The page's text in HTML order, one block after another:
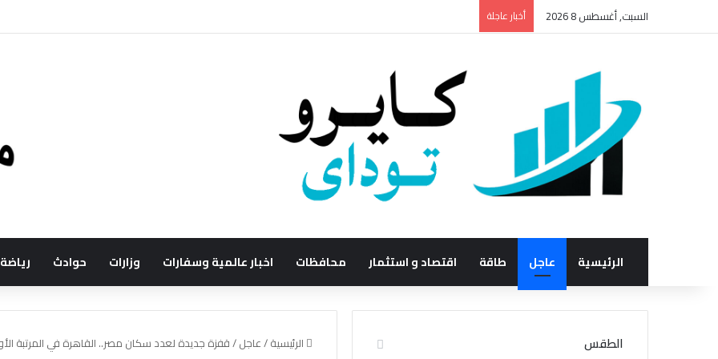
السبت, أغسطس 8 2026 أخبار عاجلة
الرئيسية عاجل طاقة اقتصاد و استثمار محافظات اخبار عالمية وسفارات وزارات حوادث رياضة
الرئيسية/عاجل/قفزة جديدة لعدد سكان مصر.. القاهرة في المرتبة
الطقس